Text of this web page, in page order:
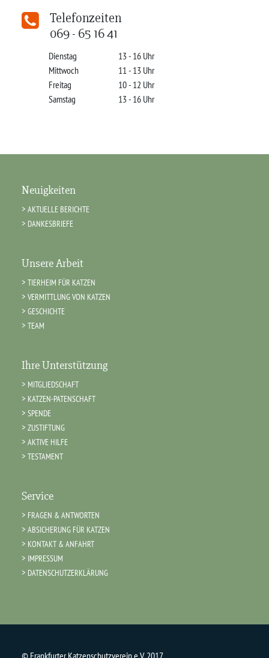
Telefonzeiten
069 - 65 16 41
Dienstag
13 - 16 Uhr
Mittwoch
11 - 13 Uhr
Freitag
10 - 12 Uhr
Samstag
13 - 16 Uhr
Neuigkeiten
AKTUELLE BERICHTE
DANKESBRIEFE
Unsere Arbeit
TIERHEIM FÜR KATZEN
VERMITTLUNG VON KATZEN
GESCHICHTE
TEAM
Ihre Unterstützung
MITGLIEDSCHAFT
KATZEN-PATENSCHAFT
SPENDE
ZUSTIFTUNG
AKTIVE HILFE
TESTAMENT
Service
FRAGEN & ANTWORTEN
ABSICHERUNG FÜR KATZEN
KONTAKT & ANFAHRT
IMPRESSUM
DATENSCHUTZERKLÄRUNG
© Frankfurter Katzenschutzverein e.V. 2017